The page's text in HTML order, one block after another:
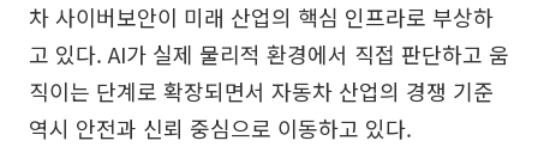
차 사이버보안이 미래 산업의 핵심 인프라로 부상하
고 있다. AI가 실제 물리적 환경에서 직접 판단하고 움
직이는 단계로 확장되면서 자동차 산업의 경쟁 기준
역시 안전과 신뢰 중심으로 이동하고 있다.